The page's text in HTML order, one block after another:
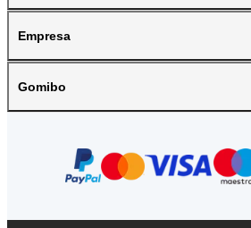
Empresa
Gomibo